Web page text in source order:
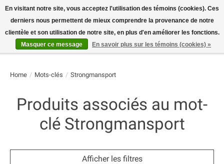
E-MAIL:info@flame-sport.deTEL.: +49 1525 9705 011
Liste de souhaits
Panier
Home / Mots-clés / Strongmansport
Produits associés au mot-
clé Strongmansport
Afficher les filtres
En visitant notre site, vous acceptez l'utilisation des témoins (cookies). Ces
derniers nous permettent de mieux comprendre la provenance de notre
clientèle et son utilisation de notre site, en plus d'en améliorer les fonctions.
Masquer ce message
En savoir plus sur les témoins (cookies) »